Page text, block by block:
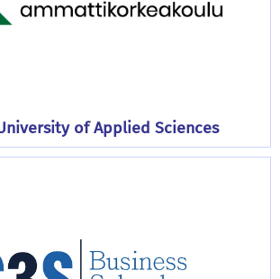
of Applied Sciences